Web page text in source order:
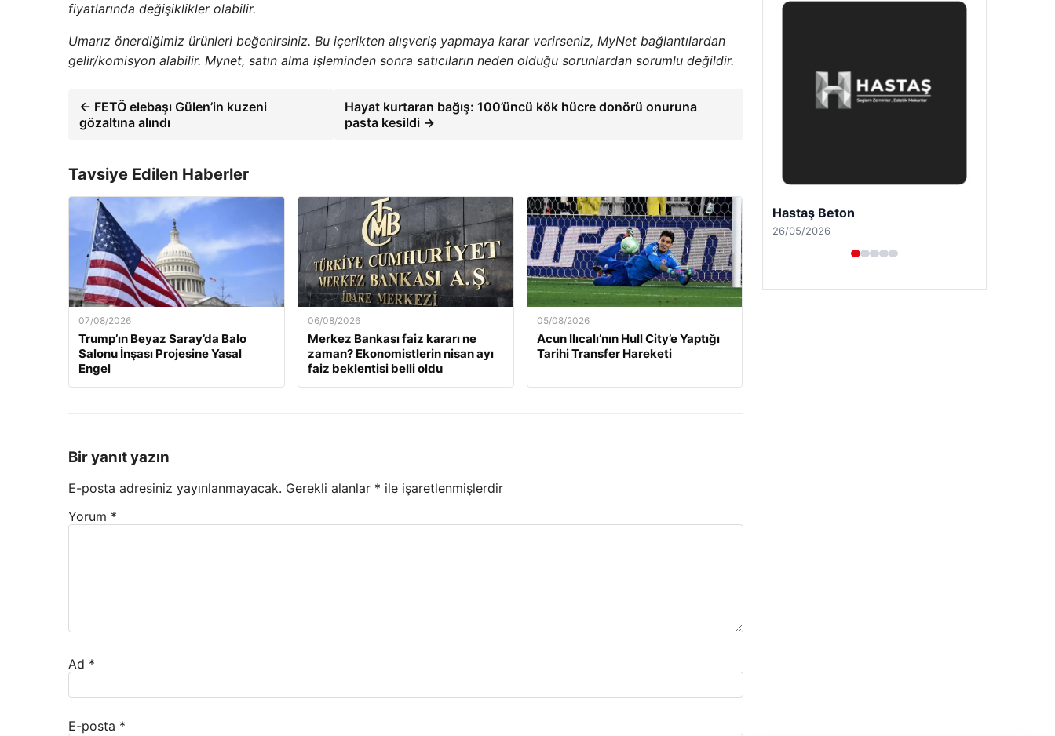
fiyatlarında değişiklikler olabilir.
Umarız önerdiğimiz ürünleri beğenirsiniz. Bu içerikten alışveriş yapmaya karar verirseniz, MyNet bağlantılardan
gelir/komisyon alabilir. Mynet, satın alma işleminden sonra satıcıların neden olduğu sorunlardan sorumlu değildir.
← FETÖ elebaşı Gülen’in kuzeni
gözaltına alındı
Hayat kurtaran bağış: 100’üncü kök hücre donörü onuruna
pasta kesildi →
Tavsiye Edilen Haberler
07/08/2026
Trump’ın Beyaz Saray’da Balo
Salonu İnşası Projesine Yasal
Engel
06/08/2026
Merkez Bankası faiz kararı ne
zaman? Ekonomistlerin nisan ayı
faiz beklentisi belli oldu
05/08/2026
Acun Ilıcalı’nın Hull City’e Yaptığı
Tarihi Transfer Hareketi
Bir yanıt yazın
E-posta adresiniz yayınlanmayacak. Gerekli alanlar * ile işaretlenmişlerdir
Yorum *
Ad *
E-posta *
Enes Kaplan Avukatlık Bürosu
28/04/2026